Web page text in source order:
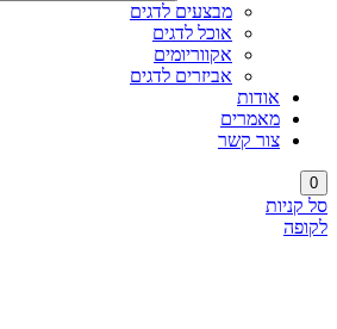
מבצעים לדגים
אוכל לדגים
אקווריומים
אביזרים לדגים
אודות
מאמרים
צור קשר
0
סל קניות
לקופה